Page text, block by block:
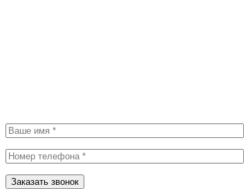
Заказать звонок